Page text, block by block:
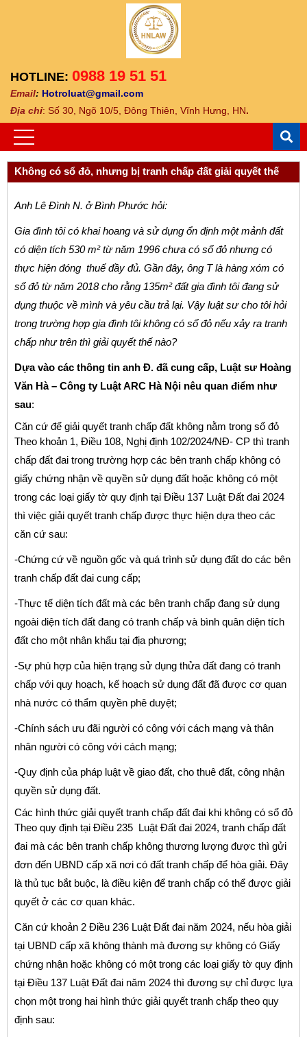
HOTLINE: 0988 19 51 51
Email: Hotroluat@gmail.com
Địa chỉ: Số 30, Ngõ 10/5, Đông Thiên, Vĩnh Hưng, HN.
Không có sổ đỏ, nhưng bị tranh chấp đất giải quyết thế
Anh Lê Đình N. ở Bình Phước hỏi:
Gia đình tôi có khai hoang và sử dụng ổn định một mảnh đất
có diện tích 530 m² từ năm 1996 chưa có sổ đỏ nhưng có
thực hiện đóng thuế đầy đủ. Gần đây, ông T là hàng xóm có
sổ đỏ từ năm 2018 cho rằng 135m² đất gia đình tôi đang sử
dụng thuộc về mình và yêu cầu trả lại. Vậy luật sư cho tôi hỏi
trong trường hợp gia đình tôi không có sổ đỏ nếu xảy ra tranh
chấp như trên thì giải quyết thế nào?
Dựa vào các thông tin anh Đ. đã cung cấp, Luật sư Hoàng
Văn Hà – Công ty Luật ARC Hà Nội nêu quan điểm như
sau:
Căn cứ để giải quyết tranh chấp đất không nằm trong sổ đỏ
Theo khoản 1, Điều 108, Nghị định 102/2024/NĐ- CP thì tranh
chấp đất đai trong trường hợp các bên tranh chấp không có
giấy chứng nhận về quyền sử dụng đất hoặc không có một
trong các loại giấy tờ quy định tại Điều 137 Luật Đất đai 2024
thì việc giải quyết tranh chấp được thực hiện dựa theo các
căn cứ sau:
-Chứng cứ về nguồn gốc và quá trình sử dụng đất do các bên
tranh chấp đất đai cung cấp;
-Thực tế diện tích đất mà các bên tranh chấp đang sử dụng
ngoài diện tích đất đang có tranh chấp và bình quân diện tích
đất cho một nhân khẩu tại địa phương;
-Sự phù hợp của hiện trạng sử dụng thửa đất đang có tranh
chấp với quy hoạch, kế hoạch sử dụng đất đã được cơ quan
nhà nước có thẩm quyền phê duyệt;
-Chính sách ưu đãi người có công với cách mạng và thân
nhân người có công với cách mạng;
-Quy định của pháp luật về giao đất, cho thuê đất, công nhận
quyền sử dụng đất.
Các hình thức giải quyết tranh chấp đất đai khi không có sổ đỏ
Theo quy định tại Điều 235 Luật Đất đai 2024, tranh chấp đất
đai mà các bên tranh chấp không thương lượng được thì gửi
đơn đến UBND cấp xã nơi có đất tranh chấp để hòa giải. Đây
là thủ tục bắt buộc, là điều kiện để tranh chấp có thể được giải
quyết ở các cơ quan khác.
Căn cứ khoản 2 Điều 236 Luật Đất đai năm 2024, nếu hòa giải
tại UBND cấp xã không thành mà đương sự không có Giấy
chứng nhận hoặc không có một trong các loại giấy tờ quy định
tại Điều 137 Luật Đất đai năm 2024 thì đương sự chỉ được lựa
chọn một trong hai hình thức giải quyết tranh chấp theo quy
định sau: